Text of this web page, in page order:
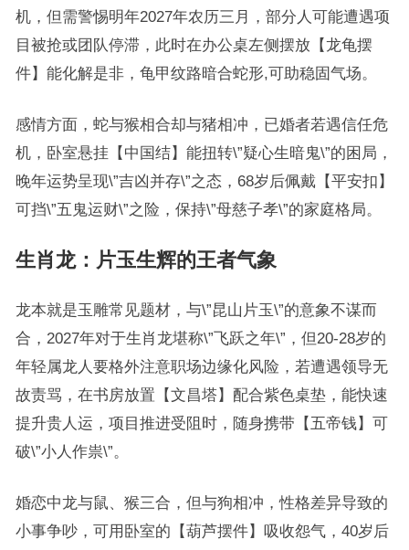
机，但需警惕明年2027年农历三月，部分人可能遭遇项
目被抢或团队停滞，此时在办公桌左侧摆放【龙龟摆
件】能化解是非，龟甲纹路暗合蛇形,可助稳固气场。
感情方面，蛇与猴相合却与猪相冲，已婚者若遇信任危
机，卧室悬挂【中国结】能扭转\”疑心生暗鬼\”的困局，
晚年运势呈现\”吉凶并存\”之态，68岁后佩戴【平安扣】
可挡\”五鬼运财\”之险，保持\”母慈子孝\”的家庭格局。
生肖龙：片玉生辉的王者气象
龙本就是玉雕常见题材，与\”昆山片玉\”的意象不谋而
合，2027年对于生肖龙堪称\”飞跃之年\”，但20-28岁的
年轻属龙人要格外注意职场边缘化风险，若遭遇领导无
故责骂，在书房放置【文昌塔】配合紫色桌垫，能快速
提升贵人运，项目推进受阻时，随身携带【五帝钱】可
破\”小人作祟\”。
婚恋中龙与鼠、猴三合，但与狗相冲，性格差异导致的
小事争吵，可用卧室的【葫芦摆件】吸收怨气，40岁后